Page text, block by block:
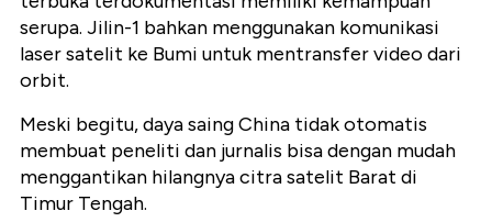
serupa. Jilin-1 bahkan menggunakan komunikasi
laser satelit ke Bumi untuk mentransfer video dari
orbit.
Meski begitu, daya saing China tidak otomatis
membuat peneliti dan jurnalis bisa dengan mudah
menggantikan hilangnya citra satelit Barat di
Timur Tengah.